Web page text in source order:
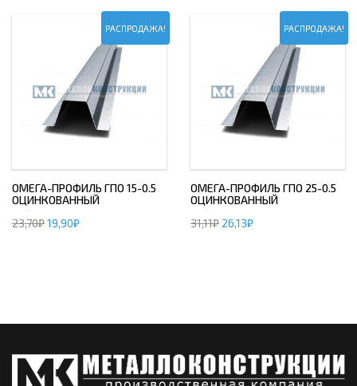
РАСПРОДАЖА!
ОМЕГА-ПРОФИЛЬ ГПО 15-0.5
ОЦИНКОВАННЫЙ
23,70₽19,90₽
РАСПРОДАЖА!
ОМЕГА-ПРОФИЛЬ ГПО 25-0.5
ОЦИНКОВАННЫЙ
31,11₽ 26,13₽